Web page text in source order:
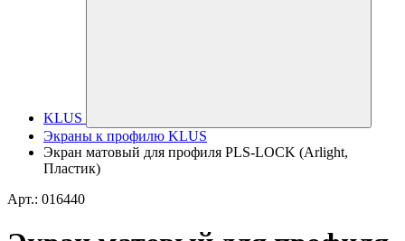
KLUS
Экраны к профилю KLUS
Экран матовый для профиля PLS-LOCK (Arlight,
Пластик)
Арт.: 016440